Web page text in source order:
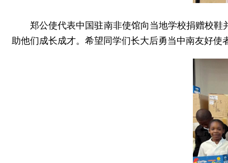
郑公使代表中国驻南非使馆向当地学校捐赠校
助他们成长成才。希望同学们长大后勇当中南友好使